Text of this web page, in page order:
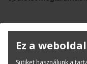
Ez a
Sütiket használunk a